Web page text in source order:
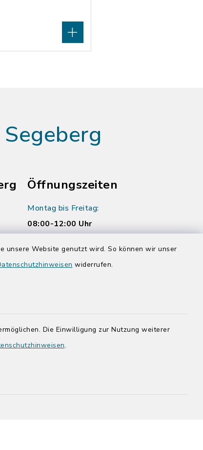
unsere Website genutzt wird. So können wir unser
widerrufen.
Die Einwilligung zur Nutzung weiterer
.
Öffnungszeiten
Montag bis Freitag:
08:00-12:00 Uhr
Donnerstag zusätzlich:
14:00-17:00 Uhr